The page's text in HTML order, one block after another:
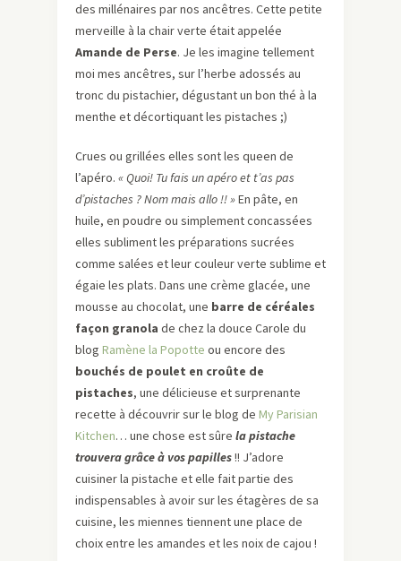
des millénaires par nos ancêtres. Cette petite
merveille à la chair verte était appelée
Amande de Perse. Je les imagine tellement
moi mes ancêtres, sur l’herbe adossés au
tronc du pistachier, dégustant un bon thé à la
menthe et décortiquant les pistaches ;)
Crues ou grillées elles sont les queen de
l’apéro. « Quoi! Tu fais un apéro et t’as pas
d’pistaches ? Nom mais allo !! »En pâte, en
huile, en poudre ou simplement concassées
elles subliment les préparations sucrées
comme salées et leur couleur verte sublime et
égaie les plats. Dans une crème glacée, une
mousse au chocolat, une barre de céréales
façon granola de chez la douce Carole du
blog Ramène la Popotte ou encore des
bouchés de poulet en croûte de
pistaches, une délicieuse et surprenante
recette à découvrir sur le blog de My Parisian
Kitchen… une chose est sûre la pistache
trouvera grâce à vospapilles!! J’adore
cuisiner la pistache et elle fait partie des
indispensables à avoir sur les étagères de sa
cuisine, les miennes tiennent une place de
choix entre les amandes et les noix de cajou !